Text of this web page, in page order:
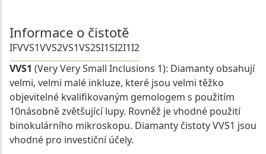
Informace o čistotě
IFVVS1VVS2VS1VS2SI1SI2I1I2
VVS1 (Very Very Small Inclusions 1): Diamanty obsahují
velmi, velmi malé inkluze, které jsou velmi těžko
objevitelné kvalifikovaným gemologem s použitím
10násobně zvětšující lupy. Rovněž je vhodné použití
binokulárního mikroskopu. Diamanty čistoty VVS1 jsou
vhodné pro investiční účely.